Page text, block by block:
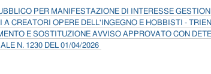
PER MANIFESTAZIONE DI INTERESSE
A CREATORI OPERE DELL'INGEGNO E HOBBISTI -
E SOSTITUZIONE AVVISO APPROVATO CON
N. 1230 DEL 01/04/2026